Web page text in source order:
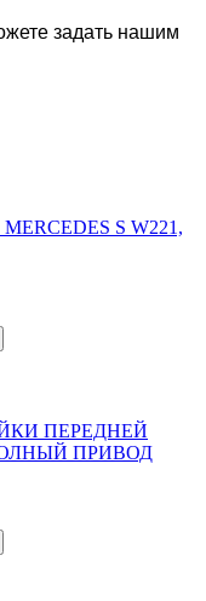
задать нашим
S W221,
ПЕРЕДНЕЙ
ПОЛНЫЙ ПРИВОД